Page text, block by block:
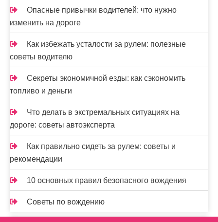
Опасные привычки водителей: что нужно
изменить на дороге
Как избежать усталости за рулем: полезные
советы водителю
Секреты экономичной езды: как сэкономить
топливо и деньги
Что делать в экстремальных ситуациях на
дороге: советы автоэксперта
Как правильно сидеть за рулем: советы и
рекомендации
10 основных правил безопасного вождения
Советы по вождению